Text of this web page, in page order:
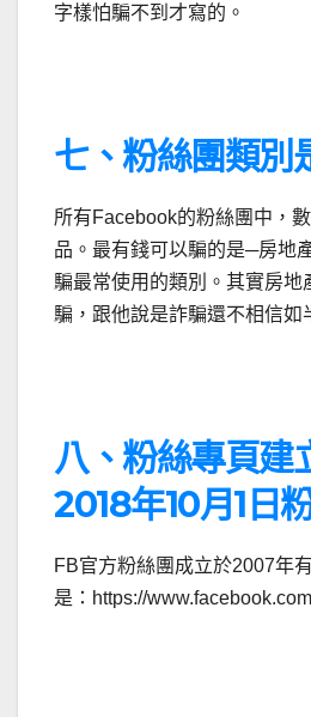
字樣怕騙不到才寫的。
七、粉絲團類別
所有Facebook的粉絲團中，
品。最有錢可以騙的是─房地
騙最常使用的類別。其實房地
騙，跟他說是詐騙還不相信如
八、粉絲專頁建
2018年10月1日
FB官方粉絲團成立於2007年
是：https://